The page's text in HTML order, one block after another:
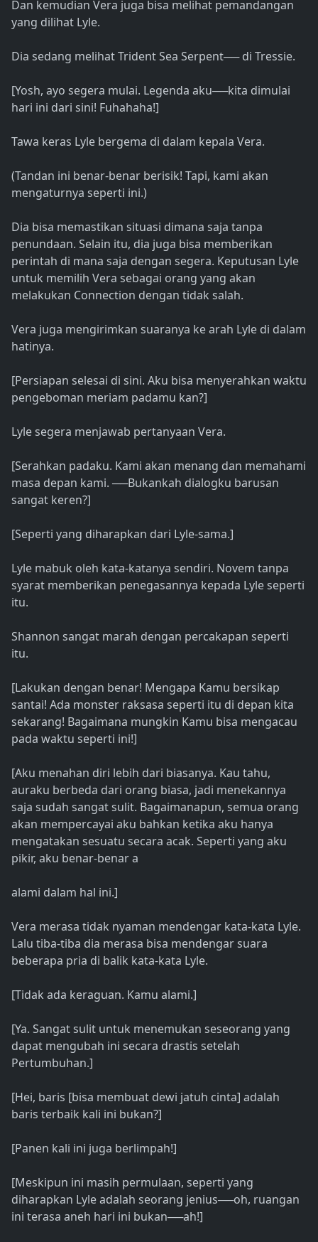
Dan kemudian Vera juga bisa melihat pemandangan
yang dilihat Lyle.
Dia sedang melihat Trident Sea Serpent── di Tressie.
[Yosh, ayo segera mulai. Legenda aku──kita dimulai
hari ini dari sini! Fuhahaha!]
Tawa keras Lyle bergema di dalam kepala Vera.
(Tandan ini benar-benar berisik! Tapi, kami akan
mengaturnya seperti ini.)
Dia bisa memastikan situasi dimana saja tanpa
penundaan. Selain itu, dia juga bisa memberikan
perintah di mana saja dengan segera. Keputusan Lyle
untuk memilih Vera sebagai orang yang akan
melakukan Connection dengan tidak salah.
Vera juga mengirimkan suaranya ke arah Lyle di dalam
hatinya.
[Persiapan selesai di sini. Aku bisa menyerahkan waktu
pengeboman meriam padamu kan?]
Lyle segera menjawab pertanyaan Vera.
[Serahkan padaku. Kami akan menang dan memahami
masa depan kami. ──Bukankah dialogku barusan
sangat keren?]
[Seperti yang diharapkan dari Lyle-sama.]
Lyle mabuk oleh kata-katanya sendiri. Novem tanpa
syarat memberikan penegasannya kepada Lyle seperti
itu.
Shannon sangat marah dengan percakapan seperti
itu.
[Lakukan dengan benar! Mengapa Kamu bersikap
santai! Ada monster raksasa seperti itu di depan kita
sekarang! Bagaimana mungkin Kamu bisa mengacau
pada waktu seperti ini!]
[Aku menahan diri lebih dari biasanya. Kau tahu,
auraku berbeda dari orang biasa, jadi menekannya
saja sudah sangat sulit. Bagaimanapun, semua orang
akan mempercayai aku bahkan ketika aku hanya
mengatakan sesuatu secara acak. Seperti yang aku
pikir, aku benar-benar a
alami dalam hal ini.]
Vera merasa tidak nyaman mendengar kata-kata Lyle.
Lalu tiba-tiba dia merasa bisa mendengar suara
beberapa pria di balik kata-kata Lyle.
[Tidak ada keraguan. Kamu alami.]
[Ya. Sangat sulit untuk menemukan seseorang yang
dapat mengubah ini secara drastis setelah
Pertumbuhan.]
[Hei, baris [bisa membuat dewi jatuh cinta] adalah
baris terbaik kali ini bukan?]
[Panen kali ini juga berlimpah!]
[Meskipun ini masih permulaan, seperti yang
diharapkan Lyle adalah seorang jenius──oh, ruangan
ini terasa aneh hari ini bukan──ah!]